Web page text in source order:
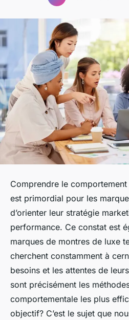
Comprendre le
est primordial pour les
d’orienter leur stratégie
performance. Ce constat est
marques de montres de luxe
cherchent constamment à
besoins et les attentes de
sont précisément les
comportementale les plus
objectif? C’est le sujet que